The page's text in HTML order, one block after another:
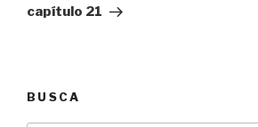
capítulo 21
BUSCA